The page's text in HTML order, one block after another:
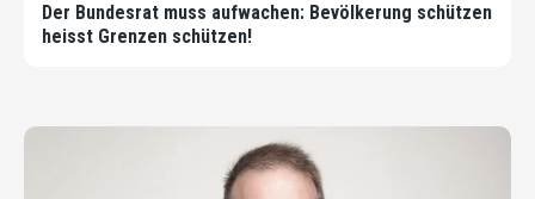
Der Bundesrat muss aufwachen: Bevölkerung schützen
heisst Grenzen schützen!